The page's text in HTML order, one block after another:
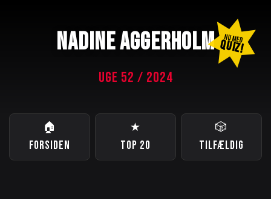
NADINE AGGERHOLM NU MED
QUIZ!
UGE 52 / 2024
🏠
FORSIDEN
★
TOP 20
🎲
TILFÆLDIG